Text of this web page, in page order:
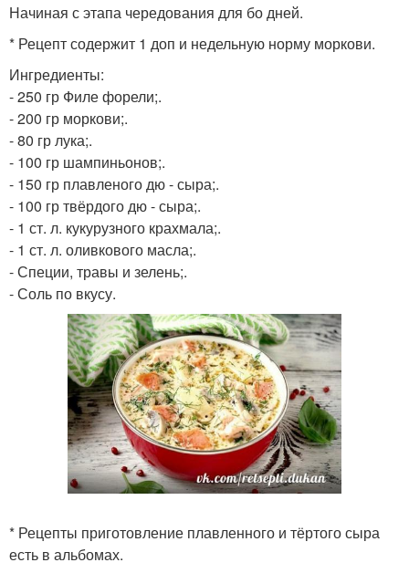
Начиная с этапа чередования для бо дней.
* Рецепт содержит 1 доп и недельную норму моркови.
Ингредиенты:
- 250 гр Филе форели;.
- 200 гр моркови;.
- 80 гр лука;.
- 100 гр шампиньонов;.
- 150 гр плавленого дю - сыра;.
- 100 гр твёрдого дю - сыра;.
- 1 ст. л. кукурузного крахмала;.
- 1 ст. л. оливкового масла;.
- Специи, травы и зелень;.
- Соль по вкусу.
* Рецепты приготовление плавленного и тёртого сыра
есть в альбомах.